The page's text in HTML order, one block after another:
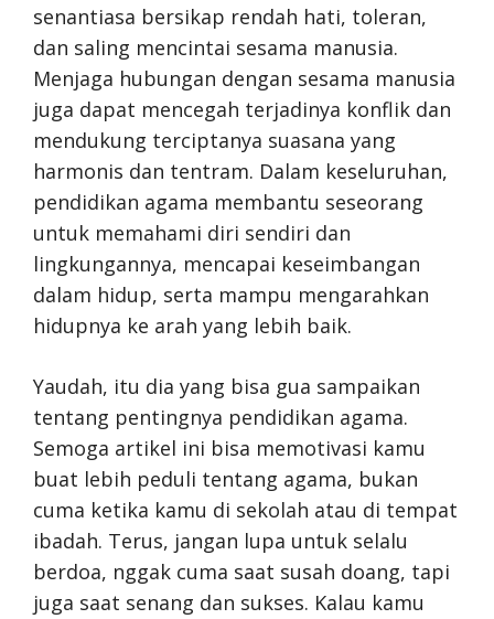
senantiasa bersikap rendah hati, toleran,
dan saling mencintai sesama manusia.
Menjaga hubungan dengan sesama manusia
juga dapat mencegah terjadinya konflik dan
mendukung terciptanya suasana yang
harmonis dan tentram. Dalam keseluruhan,
pendidikan agama membantu seseorang
untuk memahami diri sendiri dan
lingkungannya, mencapai keseimbangan
dalam hidup, serta mampu mengarahkan
hidupnya ke arah yang lebih baik.
Yaudah, itu dia yang bisa gua sampaikan
tentang pentingnya pendidikan agama.
Semoga artikel ini bisa memotivasi kamu
buat lebih peduli tentang agama, bukan
cuma ketika kamu di sekolah atau di tempat
ibadah. Terus, jangan lupa untuk selalu
berdoa, nggak cuma saat susah doang, tapi
juga saat senang dan sukses. Kalau kamu